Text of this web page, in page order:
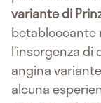
variante di
betabloccante
l’insorgenza
angina
alcuna